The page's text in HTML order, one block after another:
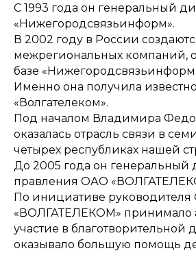
С 1993 года он генеральный
«Нижегородсвязьинформ».
В 2002 году в России
межрегиональных компаний,
базе
Именно она получила
«Волгателеком».
Под началом Владимира
оказалась отрасль связи в
четырех республиках нашей
До 2005 года он генеральный
правления ОАО
По инициативе
«ВОЛГАТЕЛЕКОМ» принимало
участие в благотворительной
оказывало большую помощь